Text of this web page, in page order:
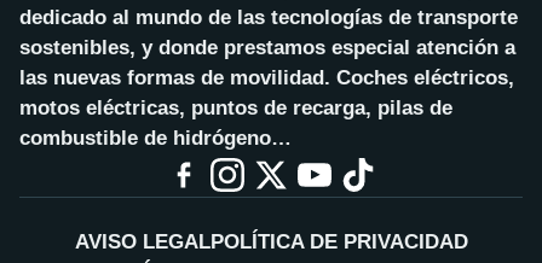
dedicado al mundo de las tecnologías de transporte
sostenibles, y donde prestamos especial atención a
las nuevas formas de movilidad. Coches eléctricos,
motos eléctricas, puntos de recarga, pilas de
combustible de hidrógeno…
AVISO LEGALPOLÍTICA DE PRIVACIDAD